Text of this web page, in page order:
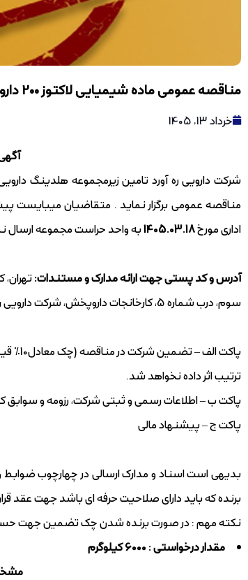
مناقصه عمومی ماده شیمیایی لاکتوز 200 دارویی
خرداد 13, 1405
مناقصه عمومی برگزار نماید . متقاضیان میبایست
اداری مورخ1405.03.18به واحد حراست مجموعه ارسال
آدرس و کد پستی جهت ارائه مدارک و مستندات:
سوم، درب شماره 5، کارخانجات داروپخش، شرکت دارویی ره آورد تامین – کدپستی 1397116396
پاکت
ترتیب اثر داده نخواهد شد.
پاکت ب – اطلاعات رسمی و ثبتی شرکت، رزومه و سوابق
پاکت ج – پیشنهاد مالی
بدیهی است اسناد و مدارک ارسالی در چهارچوب
برنده که باید دارای صلاحیت حرفه ای باشد جهت عقد
نکته مهم : در صورت برنده شدن چک تضمین جهت حسن
مقدار درخواستی : 6000 کیلوگرم
27 تیر 1405
آگهی مناقصه
ادامه